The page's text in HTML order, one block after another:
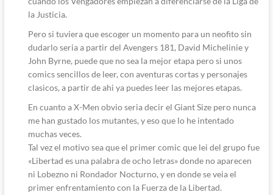
la Justicia.
Pero si tuviera que escoger un momento para un neofito sin
dudarlo seria a partir del Avengers 181, David Michelinie y
John Byrne, puede que no sea la mejor etapa pero si unos
comics sencillos de leer, con aventuras cortas y personajes
clasicos, a partir de ahi ya puedes leer las mejores etapas.
En cuanto a X-Men obvio seria decir el Giant Size pero nunca
me han gustado los mutantes, y eso que lo he intentado
muchas veces.
Tal vez el motivo sea que el primer comic que lei del grupo fue
«Libertad es una palabra de ocho letras» donde no aparecen
ni Lobezno ni Rondador Nocturno, y en donde se veia el
primer enfrentamiento con la Fuerza de la Libertad.